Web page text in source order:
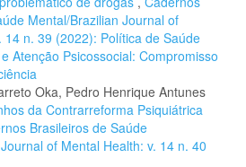
Mental/Brazilian Journal of
14 n. 39 (2022): Política de Saúde
Atenção Psicossocial: Compromisso
Oka, Pedro Henrique Antunes
da Contrarreforma Psiquiátrica
Brasileiros de Saúde
of Mental Health: v. 14 n. 40